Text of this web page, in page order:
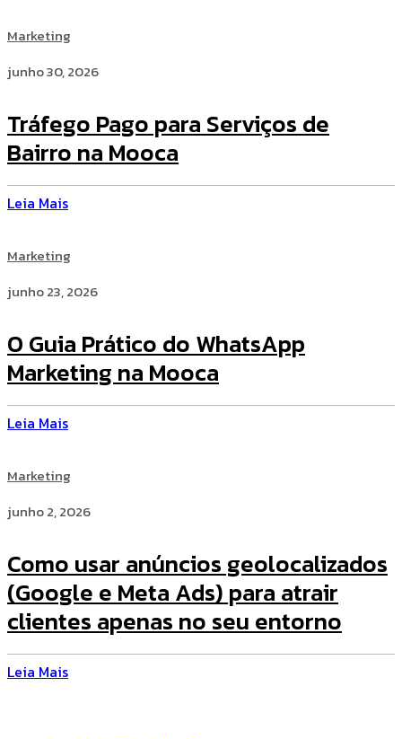
Marketing
junho 30, 2026
Tráfego Pago para Serviços de
Bairro na Mooca
Leia Mais
Marketing
junho 23, 2026
O Guia Prático do WhatsApp
Marketing na Mooca
Leia Mais
Marketing
junho 2, 2026
Como usar anúncios geolocalizados
(Google e Meta Ads) para atrair
clientes apenas no seu entorno
Leia Mais